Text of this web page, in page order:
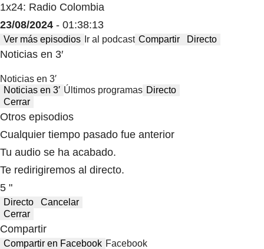
1x24: Radio Colombia
23/08/2024 - 01:38:13
Ver más episodios Ir al podcast Compartir Directo
Noticias en 3′
Noticias en 3′
Noticias en 3′ Últimos programas Directo
Cerrar
Otros episodios
Cualquier tiempo pasado fue anterior
Tu audio se ha acabado.
Te redirigiremos al directo.
5 "
Directo
Cancelar
Cerrar
Compartir
Compartir en Facebook Facebook